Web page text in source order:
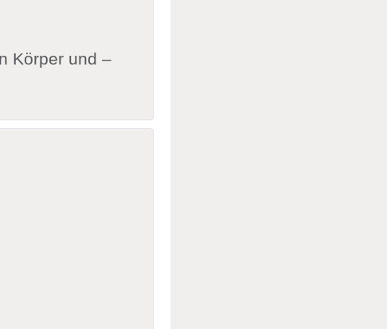
Körper und –